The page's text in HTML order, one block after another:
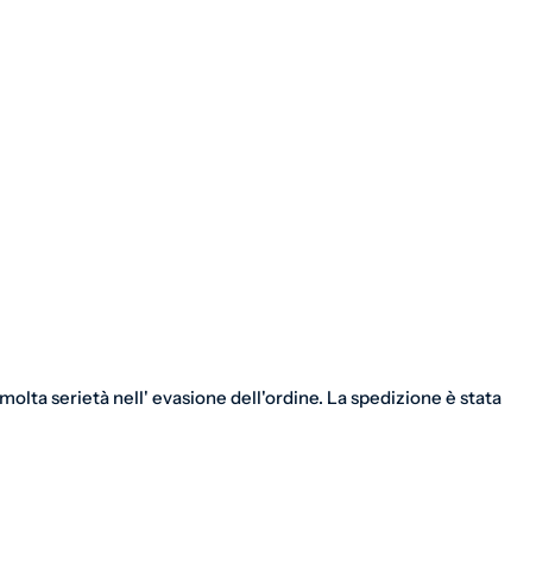
serietà nell' evasione dell'ordine. La spedizione è stata